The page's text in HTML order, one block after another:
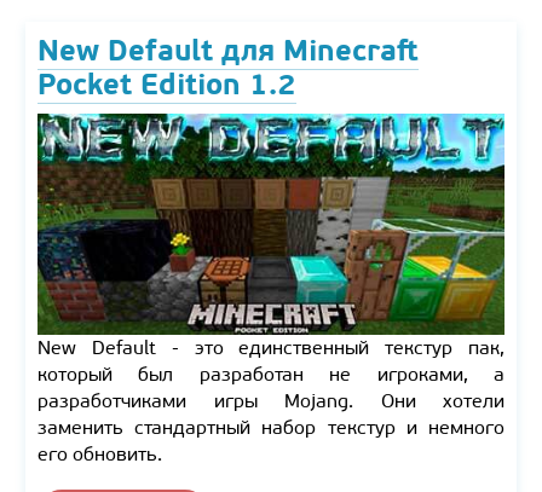
New Default для Minecraft
Pocket Edition 1.2
New Default - это единственный текстур пак,
который был разработан не игроками, а
разработчиками игры Mojang. Они хотели
заменить стандартный набор текстур и немного
его обновить.